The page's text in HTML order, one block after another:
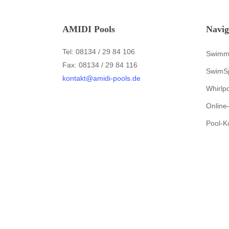
AMIDI Pools
Tel: 08134 / 29 84 106
Fax: 08134 / 29 84 116
kontakt@amidi-pools.de
Pool-